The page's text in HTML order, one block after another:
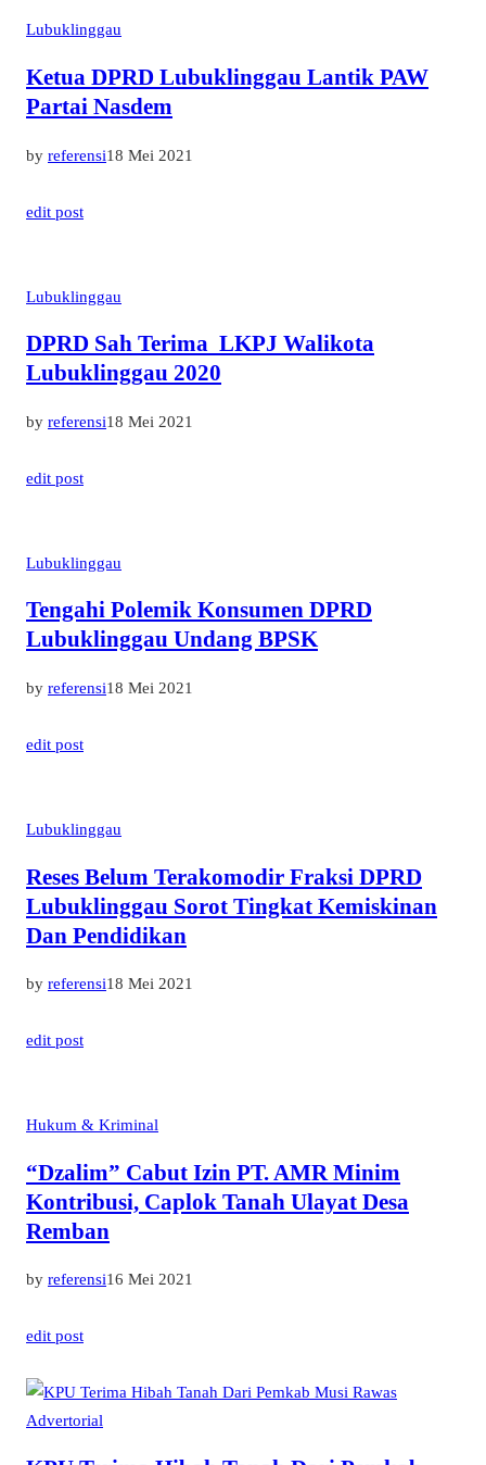
Lubuklinggau
Ketua DPRD Lubuklinggau Lantik PAW
Partai Nasdem
by referensi18 Mei 2021
edit post
Lubuklinggau
DPRD Sah Terima LKPJ Walikota
Lubuklinggau 2020
by referensi18 Mei 2021
edit post
Lubuklinggau
Tengahi Polemik Konsumen DPRD
Lubuklinggau Undang BPSK
by referensi18 Mei 2021
edit post
Lubuklinggau
Reses Belum Terakomodir Fraksi DPRD
Lubuklinggau Sorot Tingkat Kemiskinan
Dan Pendidikan
by referensi18 Mei 2021
edit post
Hukum & Kriminal
“Dzalim” Cabut Izin PT. AMR Minim
Kontribusi, Caplok Tanah Ulayat Desa
Remban
by referensi16 Mei 2021
edit post
Advertorial